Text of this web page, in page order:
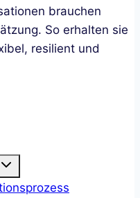
brauchen
So erhalten sie
resilient und
Toggle